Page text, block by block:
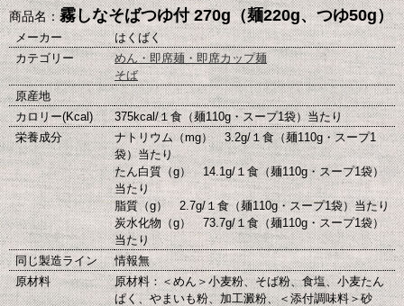
商品名：霧しなそばつゆ付 270g（麺220g、つゆ50g）
メーカー
はくばく
カテゴリー
めん・即席麺・即席カップ麺
そば
原産地
カロリー(Kcal)
375kcal/１食（麺110g・スープ1袋）当たり
栄養成分
ナトリウム（mg） 3.2g/１食（麺110g・スープ1
袋）当たり
たん白質（g） 14.1g/１食（麺110g・スープ1袋）
当たり
脂質（g） 2.7g/１食（麺110g・スープ1袋）当たり
炭水化物（g） 73.7g/１食（麺110g・スープ1袋）
当たり
同じ製造ライン
情報無
原材料
原材料：＜めん＞小麦粉、そば粉、食塩、小麦たん
ぱく、やまいも粉、加工澱粉、＜添付調味料＞砂